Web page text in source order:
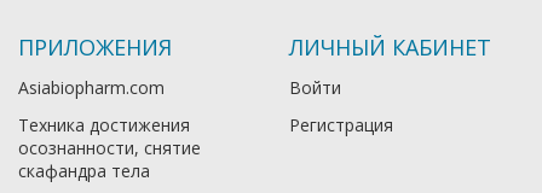
ПРИЛОЖЕНИЯ
Asiabiopharm.com
Техника достижения
осознанности, снятие
скафандра тела
ЛИЧНЫЙ КАБИНЕТ
Войти
Регистрация